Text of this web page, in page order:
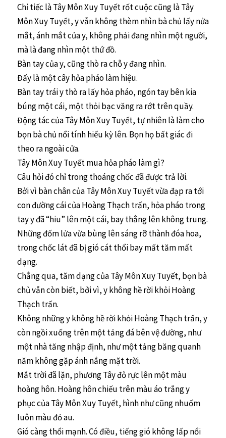
Chỉ tiếc là Tây Môn Xuy Tuyết rốt cuộc cũng là Tây
Môn Xuy Tuyết, y vẫn không thèm nhìn bà chủ lấy nửa
mắt, ánh mắt của y, không phải đang nhìn một người,
mà là đang nhìn một thứ đồ.
Bàn tay của y, cũng thò ra chỗ y đang nhìn.
Đấy là một cây hỏa pháo làm hiệu.
Bàn tay trái y thò ra lấy hỏa pháo, ngón tay bên kia
búng một cái, một thỏi bạc văng ra rớt trên quầy.
Động tác của Tây Môn Xuy Tuyết, tự nhiên là làm cho
bọn bà chủ nổi tính hiếu kỳ lên. Bọn họ bất giác đi
theo ra ngoài cửa.
Tây Môn Xuy Tuyết mua hỏa pháo làm gì?
Câu hỏi đó chỉ trong thoáng chốc đã được trả lời.
Bởi vì bàn chân của Tây Môn Xuy Tuyết vừa đạp ra tới
con đường cái của Hoàng Thạch trấn, hỏa pháo trong
tay y đã “hiu” lên một cái, bay thẳng lên không trung.
Những đốm lửa vừa bùng lên sáng rỡ thành đóa hoa,
trong chốc lát đã bị gió cát thổi bay mất tăm mất
dạng.
Chẳng qua, tăm dạng của Tây Môn Xuy Tuyết, bọn bà
chủ vẫn còn biết, bởi vì, y không hề rời khỏi Hoàng
Thạch trấn.
Không những y không hề rời khỏi Hoàng Thạch trấn, y
còn ngồi xuống trên một tảng đá bên vệ đường, như
một nhà tăng nhập định, như một tảng băng quanh
năm không gặp ánh nắng mặt trời.
Mắt trời đã lặn, phương Tây đỏ rực lên một màu
hoàng hôn. Hoàng hôn chiếu trên màu áo trắng y
phục của Tây Môn Xuy Tuyết, hình như cũng nhuốm
luôn màu đỏ au.
Gió càng thổi mạnh. Có điều, tiếng gió không lấp nổi